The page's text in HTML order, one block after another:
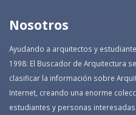
Nosotros
Ayudando a arquitectos y
1998: El Buscador de Arquitectura
clasificar la información sobre
Internet, creando una enorme
estudiantes y personas